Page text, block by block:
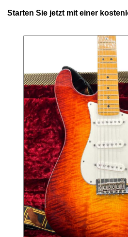
Starten Sie jetzt mit einer